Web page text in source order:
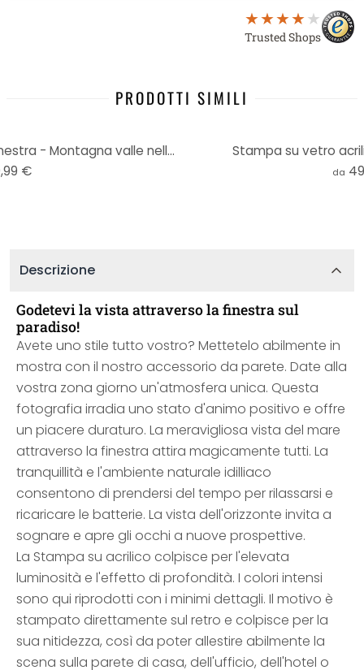
Trusted Shops
PRODOTTI SIMILI
Stampa su vetro acrilico 3D finestra - Montagna valle nella nebbia
€
Stampa su vetro
da
Descrizione
Godetevi la vista attraverso la finestra sul
paradiso!
Avete uno stile tutto vostro? Mettetelo abilmente in
mostra con il nostro accessorio da parete. Date alla
vostra zona giorno un'atmosfera unica. Questa
fotografia irradia uno stato d'animo positivo e offre
un piacere duraturo. La meravigliosa vista del mare
attraverso la finestra attira magicamente tutti. La
tranquillità e l'ambiente naturale idilliaco
consentono di prendersi del tempo per rilassarsi e
ricaricare le batterie. La vista dell'orizzonte invita a
sognare e apre gli occhi a nuove prospettive.
La Stampa su acrilico colpisce per l'elevata
luminosità e l'effetto di profondità. I colori intensi
sono qui riprodotti con i minimi dettagli. Il motivo è
stampato direttamente sul retro e colpisce per la
sua nitidezza, così da poter allestire abilmente la
scena sulla parete di casa, dell'ufficio, dell'hotel o